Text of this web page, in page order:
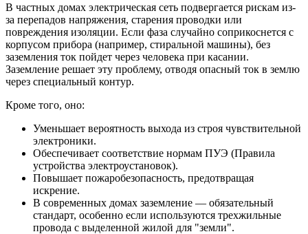
В частных домах электрическая сеть подвергается рискам из-
за перепадов напряжения, старения проводки или
повреждения изоляции. Если фаза случайно соприкоснется с
корпусом прибора (например, стиральной машины), без
заземления ток пойдет через человека при касании.
Заземление решает эту проблему, отводя опасный ток в землю
через специальный контур.
Кроме того, оно:
Уменьшает вероятность выхода из строя чувствительной
электроники.
Обеспечивает соответствие нормам ПУЭ (Правила
устройства электроустановок).
Повышает пожаробезопасность, предотвращая
искрение.
В современных домах заземление — обязательный
стандарт, особенно если используются трехжильные
провода с выделенной жилой для "земли".